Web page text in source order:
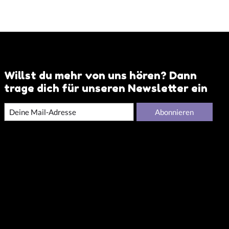
Willst du mehr von uns hören? Dann
trage dich für unseren Newsletter ein
Abonnieren